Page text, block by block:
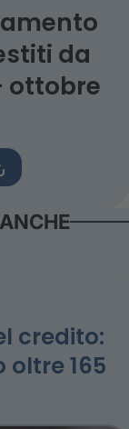
da
ottobre
credito:
oltre 165